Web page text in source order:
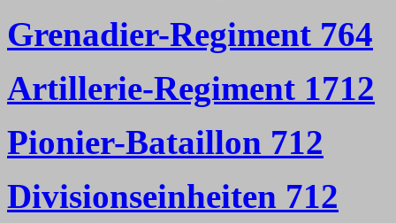
Grenadier-Regiment 764
Artillerie-Regiment 1712
Pionier-Bataillon 712
Divisionseinheiten 712